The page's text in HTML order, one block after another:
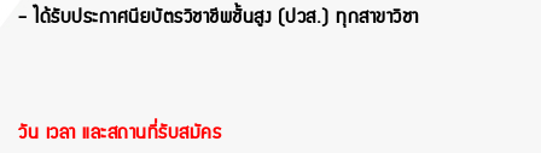
- ได้รับประกาศนียบัตรวิชาชีพชั้นสูง (ปวส.) ทุกสาขาวิชา
วัน เวลา และสถานที่รับสมัคร